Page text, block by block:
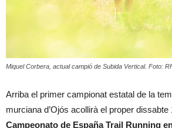
Miquel Corbera, actual campió de Subida Vertical. Foto:
Arriba el primer campionat estatal de la
murciana d’Ojós acollirà el proper
Campeonato de España Trail Running